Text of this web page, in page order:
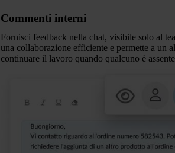
Commenti interni
Fornisci feedback nella chat, visibile solo al
una collaborazione efficiente e permette a un
continuare il lavoro quando qualcuno è